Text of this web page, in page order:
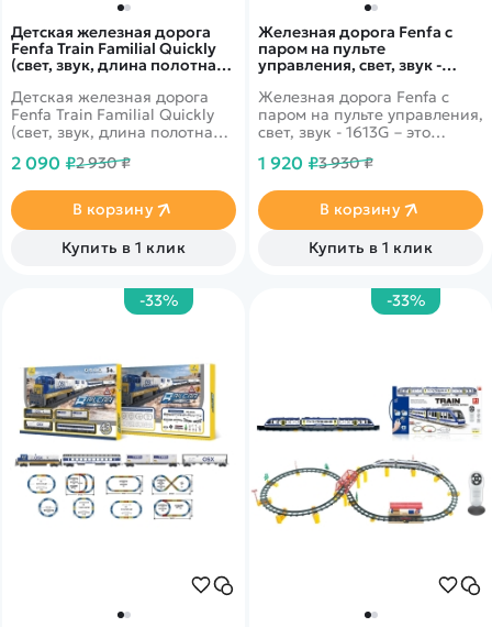
Детская железная дорога
Fenfa Train Familial Quickly
(свет, звук, длина полотна
Детская железная дорога
Fenfa Train Familial Quickly
(свет, звук, длина полотна
великолепный подарок для
Ведь это отличный
современный локомотив с
прицепным составом и
дорогой, которая собирается
2 090 ₽2 930 ₽
В корзину
Купить в 1 клик
Железная дорога Fenfa с
паром на пульте
управления, свет, звук -
Железная дорога Fenfa с
паром на пульте управления,
свет, звук - 1613G – это
не только займет вашего
и принесет много пользы.
Набор включает в себя
реалистичный поезд на
пульте управления,
множество интересных
деталей. Оборудованный
издает звуки настоящего
поезда. Саму железную
дорогу можно собирать по-
уникальные и интересные
маршруты.
1 920 ₽3 930 ₽
В корзину
Купить в 1 клик
-33% -33%